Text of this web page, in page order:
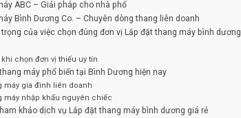
ABC – Giải pháp cho nhà phố
Bình Dương Co. – Chuyên dòng thang liên doanh
của việc chọn đúng đơn vị Lắp đặt thang máy bình dương
khi chọn đơn vị thiếu uy tín
máy phổ biến tại Bình Dương hiện nay
máy gia đình liên doanh
máy nhập khẩu nguyên chiếc
khảo dịch vụ Lắp đặt thang máy bình dương giá rẻ